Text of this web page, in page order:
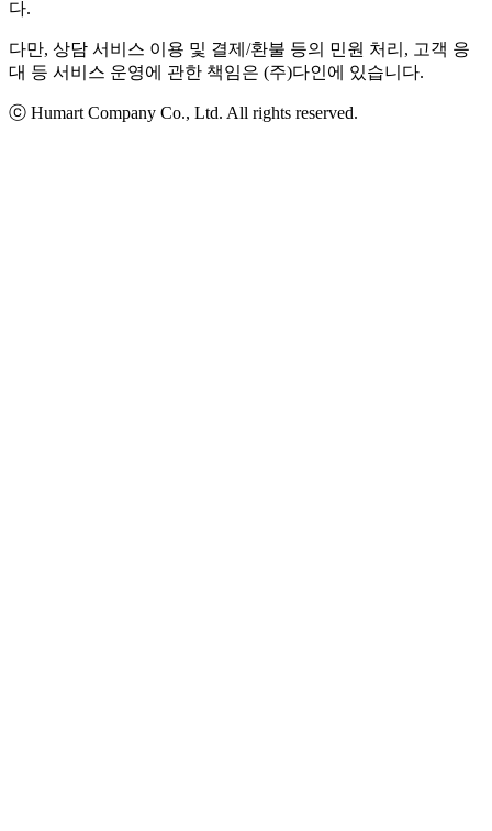
다.
다만, 상담 서비스 이용 및 결제/환불 등의 민원 처리, 고객 응
대 등 서비스 운영에 관한 책임은 (주)다인에 있습니다.
ⓒ Humart Company Co., Ltd. All rights reserved.